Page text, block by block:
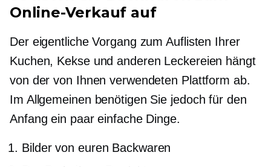
Online-Verkauf auf
Der eigentliche Vorgang zum Auflisten Ihrer
Kuchen, Kekse und anderen Leckereien hängt
von der von Ihnen verwendeten Plattform ab.
Im Allgemeinen benötigen Sie jedoch für den
Anfang ein paar einfache Dinge.
Bilder von euren Backwaren